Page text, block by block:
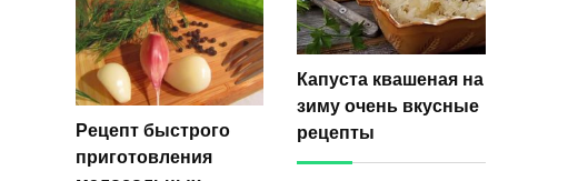
Рецепт быстрого
приготовления
Капуста квашеная на
зиму очень вкусные
рецепты